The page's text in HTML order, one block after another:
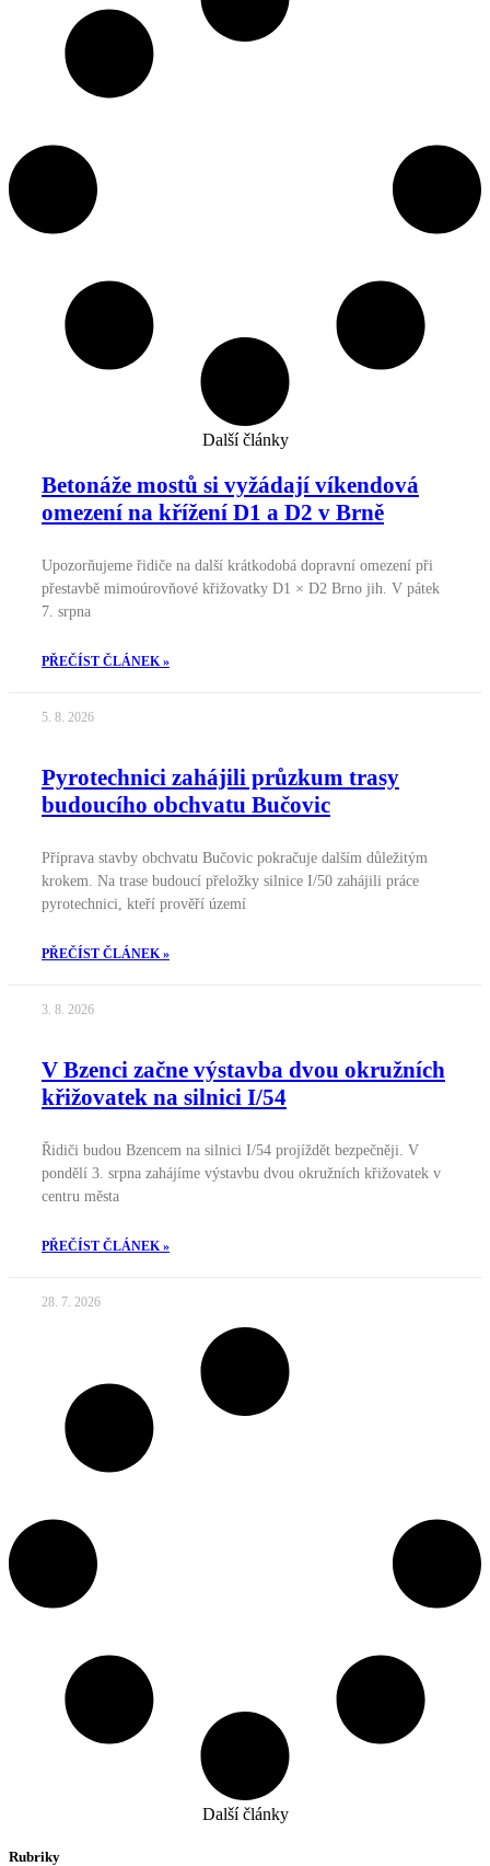
Další články
Betonáže mostů si vyžádají víkendová
omezení na křížení D1 a D2 v Brně
Upozorňujeme řidiče na další krátkodobá dopravní omezení při
přestavbě mimoúrovňové křižovatky D1 × D2 Brno jih. V pátek
7. srpna
PŘEČÍST ČLÁNEK »
5. 8. 2026
Pyrotechnici zahájili průzkum trasy
budoucího obchvatu Bučovic
Příprava stavby obchvatu Bučovic pokračuje dalším důležitým
krokem. Na trase budoucí přeložky silnice I/50 zahájili práce
pyrotechnici, kteří prověří území
PŘEČÍST ČLÁNEK »
3. 8. 2026
V Bzenci začne výstavba dvou okružních
křižovatek na silnici I/54
Řidiči budou Bzencem na silnici I/54 projíždět bezpečněji. V
pondělí 3. srpna zahájíme výstavbu dvou okružních křižovatek v
centru města
PŘEČÍST ČLÁNEK »
28. 7. 2026
Další články
Rubriky